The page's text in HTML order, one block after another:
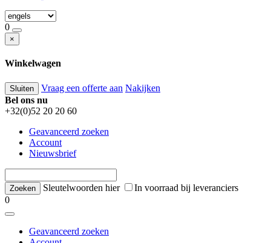
0
×
Winkelwagen
Sluiten Vraag een offerte aan Nakijken
Bel ons nu
+32(0)52 20 20 60
Geavanceerd zoeken
Account
Nieuwsbrief
Sleutelwoorden hier
In voorraad bij leveranciers
0
Geavanceerd zoeken